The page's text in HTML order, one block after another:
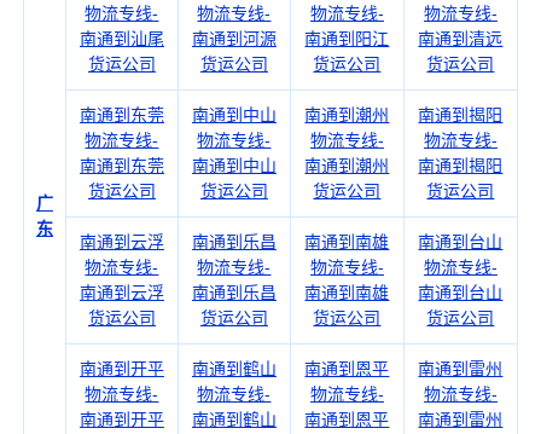
广
东
物流专线-
南通到汕尾
货运公司
物流专线-
南通到河源
货运公司
物流专线-
南通到阳江
货运公司
物流专线-
南通到清远
货运公司
南通到东莞
物流专线-
南通到东莞
货运公司
南通到中山
物流专线-
南通到中山
货运公司
南通到潮州
物流专线-
南通到潮州
货运公司
南通到揭阳
物流专线-
南通到揭阳
货运公司
南通到云浮
物流专线-
南通到云浮
货运公司
南通到乐昌
物流专线-
南通到乐昌
货运公司
南通到南雄
物流专线-
南通到南雄
货运公司
南通到台山
物流专线-
南通到台山
货运公司
南通到开平
物流专线-
南通到开平
南通到鹤山
物流专线-
南通到鹤山
南通到恩平
物流专线-
南通到恩平
南通到雷州
物流专线-
南通到雷州